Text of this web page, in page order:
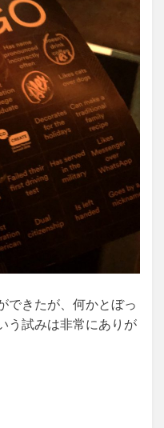
できたが、何かとぼっ
う試みは非常にありが